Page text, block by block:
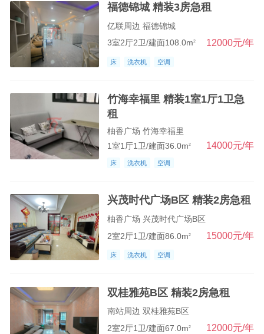
福德锦城 精装3房急租
亿联周边 福德锦城
3室2厅2卫/建面108.0m2 12000元/年
床 洗衣机 空调
竹海幸福里 精装1室1厅1卫急
租
柚香广场 竹海幸福里
1室1厅1卫/建面36.0m2 14000元/年
床 洗衣机 空调
兴茂时代广场B区 精装2房急租
柚香广场 兴茂时代广场B区
2室2厅1卫/建面86.0m2 15000元/年
床 洗衣机 空调
双桂雅苑B区 精装2房急租
南站周边 双桂雅苑B区
2室2厅1卫/建面67.0m2 12000元/年